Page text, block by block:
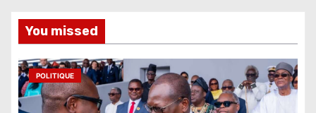
You missed
POLITIQUE